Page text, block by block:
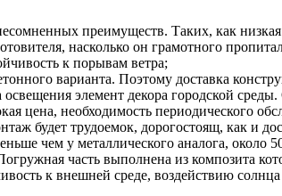
преимуществ. Таких, как
насколько он грамотного
к порывам ветра;
варианта. Поэтому доставка
элемент декора городской
цена, необходимость периодического
будет трудоемок, дорогостоящ, как и
чем у металлического аналога, около
часть выполнена из композита
к внешней среде, воздействию